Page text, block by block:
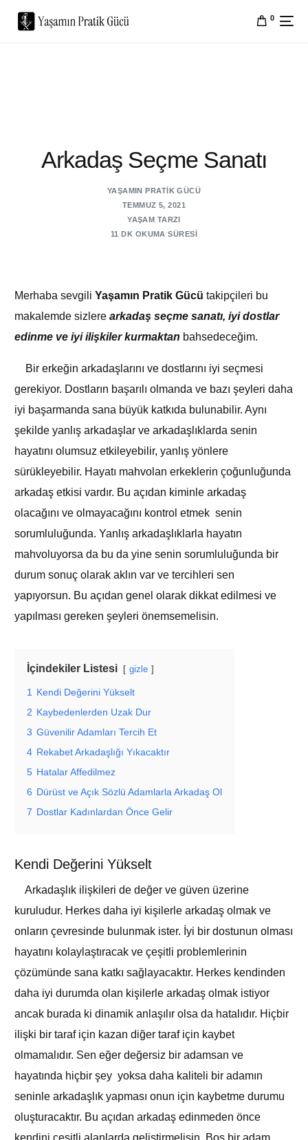
0
Arkadaş Seçme Sanatı
YAŞAMIN PRATIK GÜCÜ
TEMMUZ 5, 2021
YAŞAM TARZI
11 DK OKUMA SÜRESI
Merhaba sevgiliYaşamın Pratik Gücütakipçileri bu
makalemde sizlerearkadaş seçme sanatı, iyi dostlar
edinme ve iyi ilişkiler kurmaktan bahsedeceğim.
Bir erkeğin arkadaşlarını ve dostlarını iyi seçmesi
gerekiyor. Dostların başarılı olmanda ve bazı şeyleri daha
iyi başarmanda sana büyük katkıda bulunabilir. Aynı
şekilde yanlış arkadaşlar ve arkadaşlıklarda senin
hayatını olumsuz etkileyebilir, yanlış yönlere
sürükleyebilir. Hayatı mahvolan erkeklerin çoğunluğunda
arkadaş etkisi vardır. Bu açıdan kiminle arkadaş
olacağını ve olmayacağını kontrol etmek senin
sorumluluğunda. Yanlış arkadaşlıklarla hayatın
mahvoluyorsa da bu da yine senin sorumluluğunda bir
durum sonuç olarak aklın var ve tercihleri sen
yapıyorsun. Bu açıdan genel olarak dikkat edilmesi ve
yapılması gereken şeyleri önemsemelisin.
İçindekiler Listesi gizle
1
Kendi Değerini Yükselt
2 Kaybedenlerden Uzak Dur
3 Güvenilir Adamları Tercih Et
4 Rekabet Arkadaşlığı Yıkacaktır
5 Hatalar Affedilmez
6 Dürüst ve Açık Sözlü Adamlarla Arkadaş Ol
7 Dostlar Kadınlardan Önce Gelir
Kendi Değerini Yükselt
Arkadaşlık ilişkileri de değer ve güven üzerine
kuruludur. Herkes daha iyi kişilerle arkadaş olmak ve
onların çevresinde bulunmak ister. İyi bir dostunun olması
hayatını kolaylaştıracak ve çeşitli problemlerinin
çözümünde sana katkı sağlayacaktır. Herkes kendinden
daha iyi durumda olan kişilerle arkadaş olmak istiyor
ancak burada ki dinamik anlaşılır olsa da hatalıdır. Hiçbir
ilişki bir taraf için kazan diğer taraf için kaybet
olmamalıdır. Sen eğer değersiz bir adamsan ve
hayatında hiçbir şey yoksa daha kaliteli bir adamın
seninle arkadaşlık yapması onun için kaybetme durumu
oluşturacaktır. Bu açıdan arkadaş edinmeden önce
kendini çeşitli alanlarda geliştirmelisin. Boş bir adam